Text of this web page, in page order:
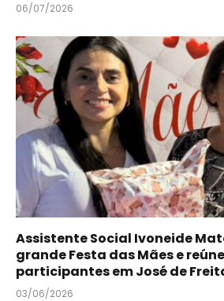
06/07/2026
Assistente Social Ivoneide
grande Festa das Mães e
participantes em José de
03/06/2026